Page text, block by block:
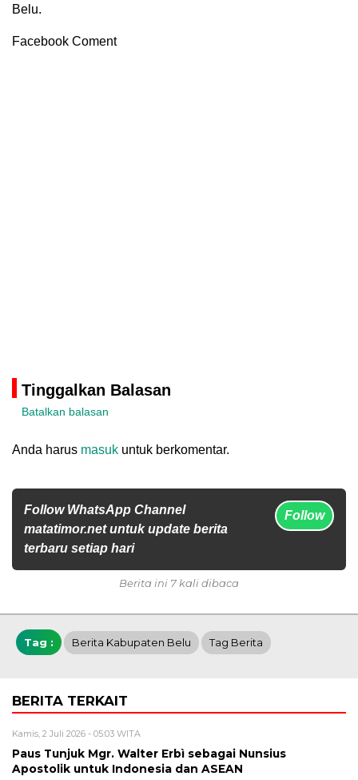
Belu.
Facebook Coment
Tinggalkan Balasan
Batalkan balasan
Anda harus masuk untuk berkomentar.
Follow WhatsApp Channel
matatimor.net untuk update berita
terbaru setiap hari
Follow
Berita ini 7 kali dibaca
Tag : Berita Kabupaten Belu Tag Berita
BERITA TERKAIT
Kamis, 2 Juli 2026 - 05:03 WITA
Paus Tunjuk Mgr. Walter Erbì sebagai Nunsius
Apostolik untuk Indonesia dan ASEAN